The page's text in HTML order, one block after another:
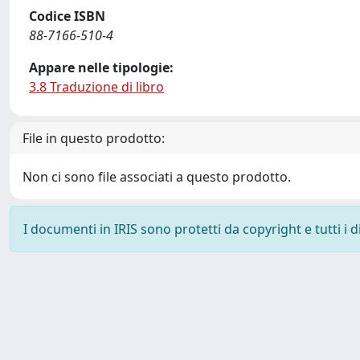
Codice ISBN
88-7166-510-4
Appare nelle tipologie:
3.8 Traduzione di libro
File in questo prodotto:
Non ci sono file associati a questo prodotto.
I documenti in IRIS sono protetti da copyright e tutti i